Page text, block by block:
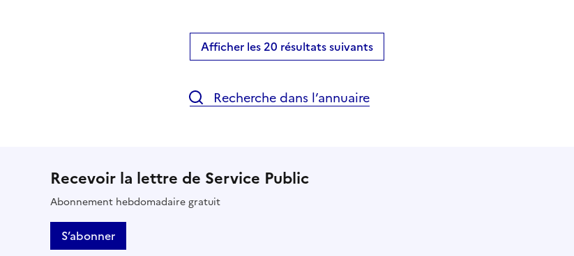
Afficher les 20 résultats suivants
Recherche dans l’annuaire
Recevoir la lettre de Service Public
Abonnement hebdomadaire gratuit
S’abonner